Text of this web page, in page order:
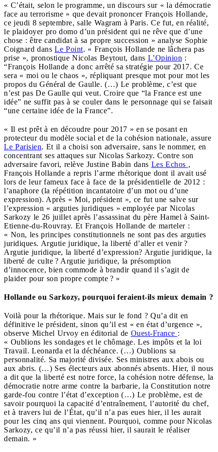
« C’était, selon le programme, un discours sur « la démocratie
face au terrorisme » que devait prononcer François Hollande,
ce jeudi 8 septembre, salle Wagram à Paris. Ce fut, en réalité,
le plaidoyer pro domo d’un président qui ne rêve que d’une
chose : être candidat à sa propre succession » analyse Sophie
Coignard dans Le Point. « François Hollande ne lâchera pas
prise », pronostique Nicolas Beytout, dans L’Opinion :
“François Hollande a donc arrêté sa stratégie pour 2017. Ce
sera « moi ou le chaos », répliquant presque mot pour mot les
propos du Général de Gaulle. (…) Le problème, c’est que
n’est pas De Gaulle qui veut. Croire que “la France est une
idée” ne suffit pas à se couler dans le personnage qui se faisait
“une certaine idée de la France”.
« Il est prêt à en découdre pour 2017 » en se posant en
protecteur du modèle social et de la cohésion nationale, assure
Le Parisien. Et il a choisi son adversaire, sans le nommer, en
concentrant ses attaques sur Nicolas Sarkozy. Contre son
adversaire favori, relève Justine Babin dans Les Echos ,
François Hollande a repris l’arme rhétorique dont il avait usé
lors de leur fameux face à face de la présidentielle de 2012 :
l’anaphore (la répétition incantatoire d’un mot ou d’une
expression). Après « Moi, président », ce fut une salve sur
l’expression « arguties juridiques » employée par Nicolas
Sarkozy le 26 juillet après l’assassinat du père Hamel à Saint-
Etienne-du-Rouvray. Et François Hollande de marteler :
« Non, les principes constitutionnels ne sont pas des arguties
juridiques. Argutie juridique, la liberté d’aller et venir ?
Argutie juridique, la liberté d’expression? Argutie juridique, la
liberté de culte ? Argutie juridique, la présomption
d’innocence, bien commode à brandir quand il s’agit de
plaider pour son propre compte ? »
Hollande ou Sarkozy, pourquoi feraient-ils mieux demain ?
Voilà pour la rhétorique. Mais sur le fond ? Qu’a dit en
définitive le président, sinon qu’il est « en état d’urgence »,
observe Michel Urvoy en éditorial de Ouest-France :
« Oublions les sondages et le chômage. Les impôts et la loi
Travail. Leonarda et la déchéance. (…) Oublions sa
personnalité. Sa majorité divisée. Ses ministres aux abois ou
aux abris. (…) Ses électeurs aux abonnés absents. Hier, il nous
a dit que la liberté est notre force, la cohésion notre défense, la
démocratie notre arme contre la barbarie, la Constitution notre
garde-fou contre l’état d’exception (…) Le problème, est de
savoir pourquoi la capacité d’entraînement, l’autorité du chef,
et à travers lui de l’État, qu’il n’a pas eues hier, il les aurait
pour les cinq ans qui viennent. Pourquoi, comme pour Nicolas
Sarkozy, ce qu’il n’a pas réussi hier, il saurait le réaliser
demain. »